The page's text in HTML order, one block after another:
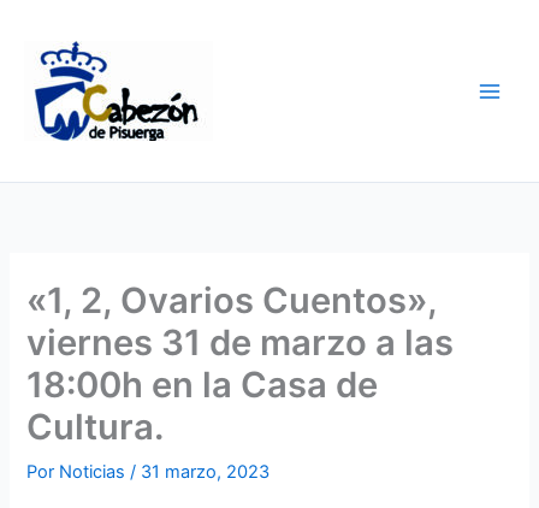
contenido
«1, 2, Ovarios Cuentos»,
viernes 31 de marzo a las
18:00h en la Casa de
Cultura.
Por Noticias/ 31 marzo, 2023